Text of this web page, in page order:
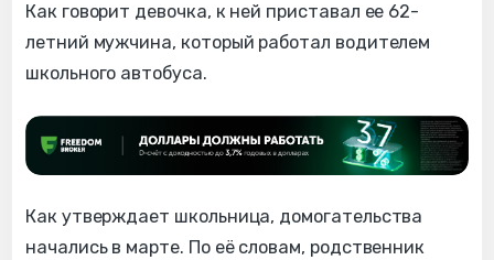
Как говорит девочка, к ней приставал ее 62-
летний мужчина, который работал водителем
школьного автобуса.
Как утверждает школьница, домогательства
начались в марте. По её словам, родственник